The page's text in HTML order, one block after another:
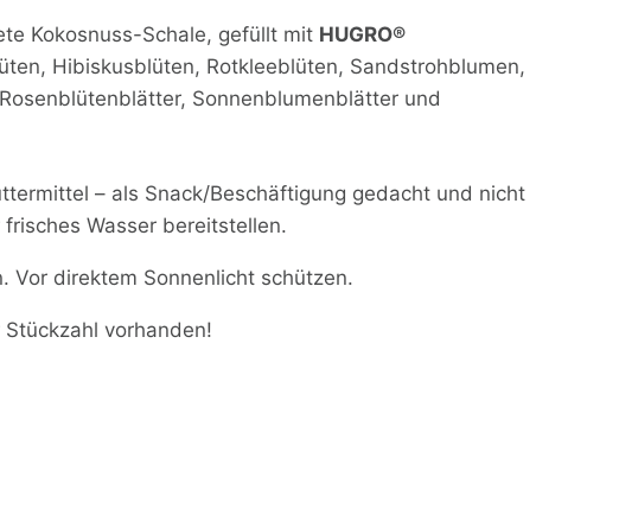
Kokosnuss-Schale, gefüllt mit HUGRO®
Hibiskusblüten, Rotkleeblüten, Sandstrohblumen,
Sonnenblumenblätter und
– als Snack/Beschäftigung gedacht und nicht
Wasser bereitstellen.
Vor direktem Sonnenlicht schützen.
vorhanden!